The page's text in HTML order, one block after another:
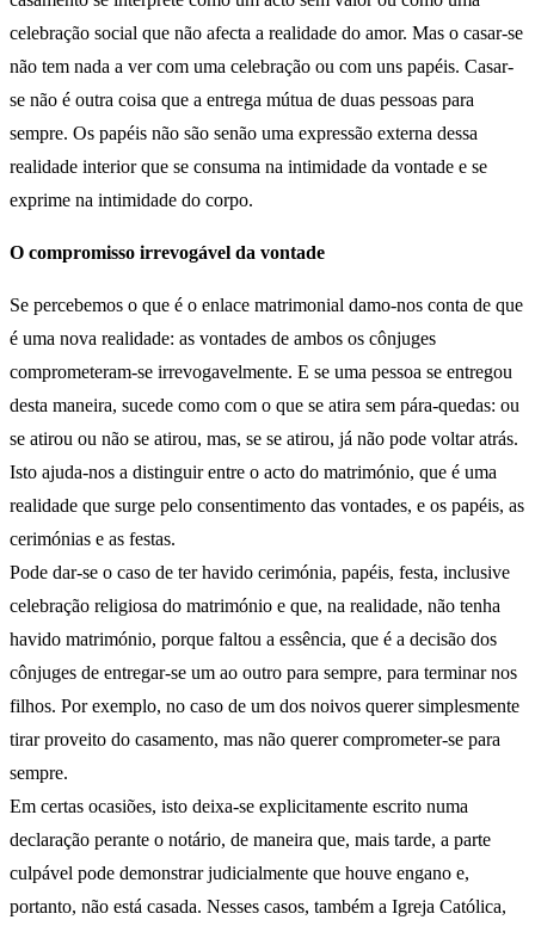
celebração social que não afecta a realidade do amor. Mas o casar-se
não tem nada a ver com uma celebração ou com uns papéis. Casar-
se não é outra coisa que a entrega mútua de duas pessoas para
sempre. Os papéis não são senão uma expressão externa dessa
realidade interior que se consuma na intimidade da vontade e se
exprime na intimidade do corpo.
O compromisso irrevogável da vontade
Se percebemos o que é o enlace matrimonial damo-nos conta de que
é uma nova realidade: as vontades de ambos os cônjuges
comprometeram-se irrevogavelmente. E se uma pessoa se entregou
desta maneira, sucede como com o que se atira sem pára-quedas: ou
se atirou ou não se atirou, mas, se se atirou, já não pode voltar atrás.
Isto ajuda-nos a distinguir entre o acto do matrimónio, que é uma
realidade que surge pelo consentimento das vontades, e os papéis, as
cerimónias e as festas.
Pode dar-se o caso de ter havido cerimónia, papéis, festa, inclusive
celebração religiosa do matrimónio e que, na realidade, não tenha
havido matrimónio, porque faltou a essência, que é a decisão dos
cônjuges de entregar-se um ao outro para sempre, para terminar nos
filhos. Por exemplo, no caso de um dos noivos querer simplesmente
tirar proveito do casamento, mas não querer comprometer-se para
sempre.
Em certas ocasiões, isto deixa-se explicitamente escrito numa
declaração perante o notário, de maneira que, mais tarde, a parte
culpável pode demonstrar judicialmente que houve engano e,
portanto, não está casada. Nesses casos, também a Igreja Católica,